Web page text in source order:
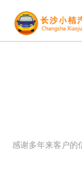
感谢多年来客户的